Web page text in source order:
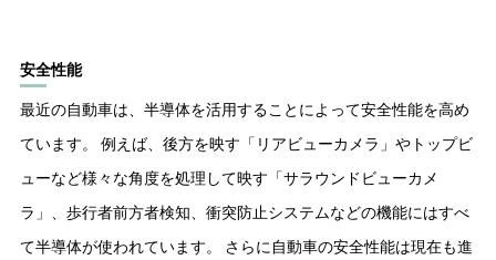
安全性能
最近の自動車は、半導体を活用することによって安全性能を高め
ています。 例えば、後方を映す「リアビューカメラ」やトップビ
ューなど様々な角度を処理して映す「サラウンドビューカメ
ラ」、歩行者前方者検知、衝突防止システムなどの機能にはすべ
て半導体が使われています。 さらに自動車の安全性能は現在も進